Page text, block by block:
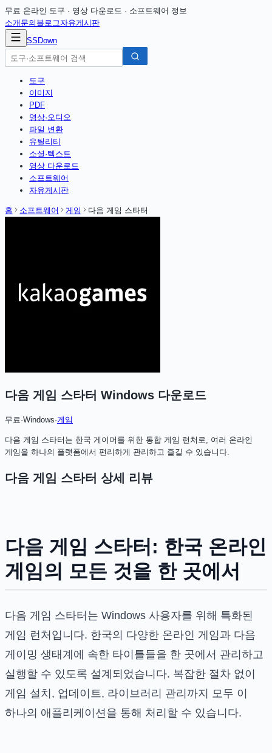
무료 온라인 도구 · 영상 다운로드 · 소프트웨어 정보
소개 문의 블로그자유게시판
SSDown
도구
이미지
PDF
영상·오디오
파일 변환
유틸리티
소셜·텍스트
영상 다운로드
소프트웨어
자유게시판
홈 소프트웨어 게임 다음 게임 스타터
다음 게임 스타터 Windows 다운로드
무료·Windows·게임
다음 게임 스타터는 한국 게이머를 위한 통합 게임 런처로, 여러 온라인
게임을 하나의 플랫폼에서 편리하게 관리하고 즐길 수 있습니다.
다음 게임 스타터 상세 리뷰
다음 게임 스타터: 한국 온라인
게임의 모든 것을 한 곳에서
다음 게임 스타터는 Windows 사용자를 위해 특화된
게임 런처입니다. 한국의 다양한 온라인 게임과 다음
게이밍 생태계에 속한 타이틀들을 한 곳에서 관리하고
실행할 수 있도록 설계되었습니다. 복잡한 절차 없이
게임 설치, 업데이트, 라이브러리 관리까지 모두 이
하나의 애플리케이션을 통해 처리할 수 있습니다.